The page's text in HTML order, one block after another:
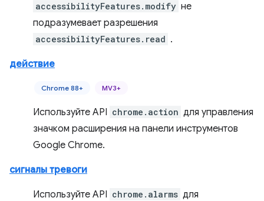
accessibilityFeatures.modify не
подразумевает разрешения
accessibilityFeatures.read .
действие
Chrome 88+ MV3+
Используйте API chrome.action для управления
значком расширения на панели инструментов
Google Chrome.
сигналы тревоги
Используйте API chrome.alarms для